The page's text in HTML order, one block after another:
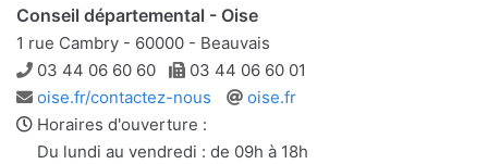
Conseil départemental - Oise
1 rue Cambry - 60000 - Beauvais
Téléphone
03 44 06 60 60 Télécopie
03 44 06 60 01
Adresse
e-
mail
oise.fr/contactez-nous
Site
oise.fr
Horaires d'ouverture :
Du lundi au vendredi : de 09h à 18h